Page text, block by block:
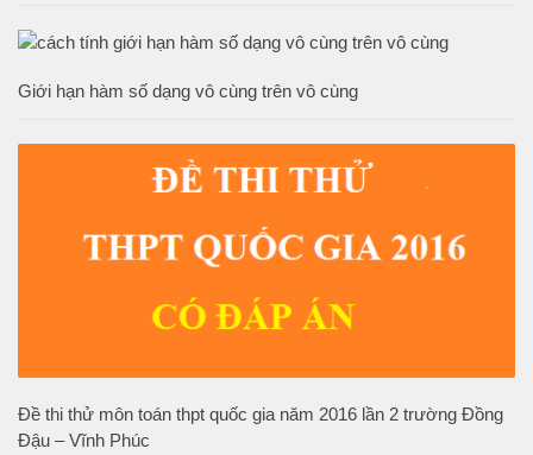
Giới hạn hàm số dạng vô cùng trên vô cùng
Đề thi thử môn toán thpt quốc gia năm 2016 lần 2 trường Đồng
Đậu – Vĩnh Phúc